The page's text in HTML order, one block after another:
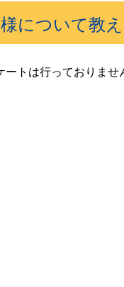
について教え
トは行っておりませ